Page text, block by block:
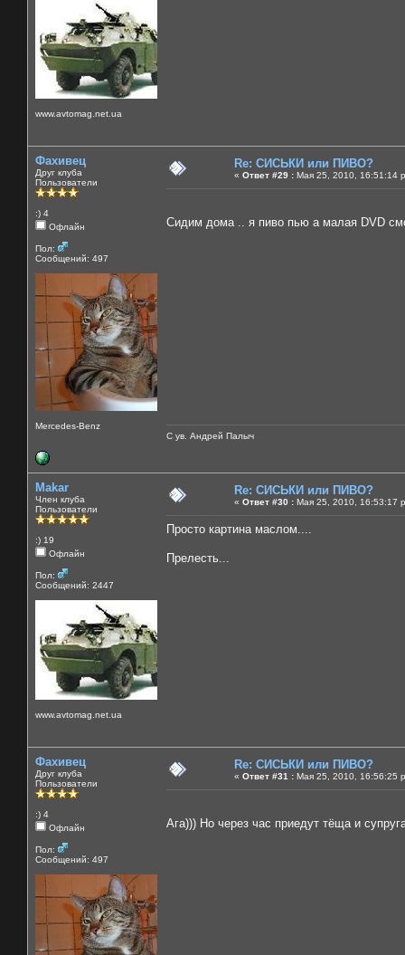
www.avtomag.net.ua
Фахивец
Друг клуба
Пользователи
:) 4
Офлайн
Пол:
Сообщений: 497
Mercedes-Benz
Re: СИСЬКИ или ПИВО?
« Ответ #29 : Мая 25, 2010, 16:51:14
Сидим дома .. я пиво пью а малая DVD
С ув. Андрей Палыч
Makar
Член клуба
Пользователи
:) 19
Офлайн
Пол:
Сообщений: 2447
www.avtomag.net.ua
Re: СИСЬКИ или ПИВО?
« Ответ #30 : Мая 25, 2010, 16:53:17
Просто картина маслом....
Прелесть...
Фахивец
Друг клуба
Пользователи
:) 4
Офлайн
Пол:
Сообщений: 497
Re: СИСЬКИ или ПИВО?
« Ответ #31 : Мая 25, 2010, 16:56:25
Ага))) Но через час приедут тёща и